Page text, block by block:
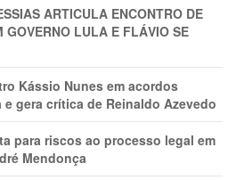
ARTICULA ENCONTRO DE
GOVERNO LULA E FLÁVIO SE
Kássio Nunes em acordos
gera crítica de Reinaldo Azevedo
para riscos ao processo legal em
Mendonça